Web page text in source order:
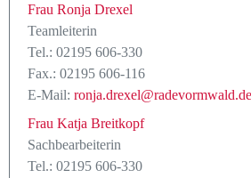
Frau Ronja Drexel
Teamleiterin
Tel.: 02195 606-330
Fax.: 02195 606-116
E-Mail: ronja.drexel@radevormwald.de
Frau Katja Breitkopf
Sachbearbeiterin
Tel.: 02195 606-330